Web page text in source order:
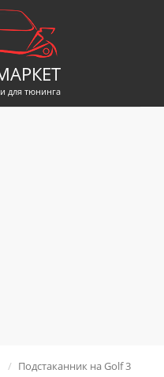
для тюнинга
Подстаканник на Golf 3